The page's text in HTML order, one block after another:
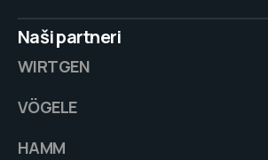
Naši partneri
WIRTGEN
VÖGELE
HAMM